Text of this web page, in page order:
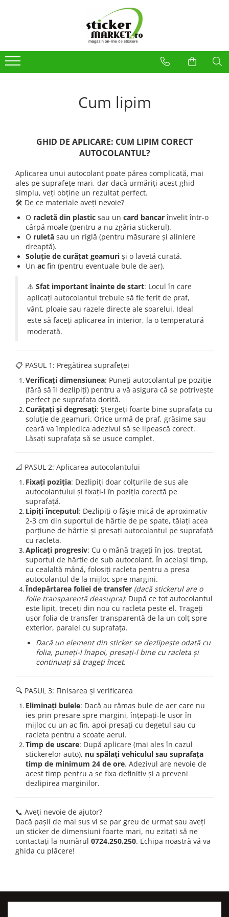
Produse la comandă
Stickere Atentionare
Obligatii generale
Autocolante automate cafea
Stickere automate cafea
Placute PVC
Self Wash
Amenajari vitrine
Sisteme afisaj
Bilingve
Depozite
Residence
Horeca
Statie GPL
Cum lipim
GHID DE APLICARE: CUM LIPIM CORECT
AUTOCOLANTUL?
Aplicarea unui autocolant poate părea complicată, mai
ales pe suprafețe mari, dar dacă urmăriți acest ghid
simplu, veți obține un rezultat perfect.
🛠️ De ce materiale aveți nevoie?
O racletă din plastic sau un card bancarînvelit într-o
cârpă moale (pentru a nu zgâria stickerul).
O ruletă sau un riglă (pentru măsurare și aliniere
dreaptă).
Soluție de curățat geamuri și o lavetă curată.
Un ac fin (pentru eventuale bule de aer).
⚠️ Sfat important înainte de start: Locul în care
aplicați autocolantul trebuie să fie ferit de praf,
vânt, ploaie sau razele directe ale soarelui. Ideal
este să faceți aplicarea în interior, la o temperatură
moderată.
📋 PASUL 1: Pregătirea suprafeței
Verificați dimensiunea: Puneți autocolantul pe poziție
(fără să îl dezlipiți) pentru a vă asigura că se potrivește
perfect pe suprafața dorită.
Curățați și degresați: Ștergeți foarte bine suprafața cu
soluție de geamuri. Orice urmă de praf, grăsime sau
ceară va împiedica adezivul să se lipească corect.
Lăsați suprafața să se usuce complet.
📐 PASUL 2: Aplicarea autocolantului
Fixați poziția: Dezlipiți doar colțurile de sus ale
autocolantului și fixați-l în poziția corectă pe
suprafață.
Lipiți începutul: Dezlipiți o fâșie mică de aproximativ
2-3 cm din suportul de hârtie de pe spate, tăiați acea
porțiune de hârtie și presați autocolantul pe suprafață
cu racleta.
Aplicați progresiv: Cu o mână trageți în jos, treptat,
suportul de hârtie de sub autocolant. În același timp,
cu cealaltă mână, folosiți racleta pentru a presa
autocolantul de la mijloc spre margini.
Îndepărtarea foliei de transfer (dacă stickerul are o
folie transparentă deasupra): După ce tot autocolantul
este lipit, treceți din nou cu racleta peste el. Trageți
ușor folia de transfer transparentă de la un colț spre
exterior, paralel cu suprafața.
Dacă un element din sticker se dezlipește odată cu
folia, puneți-l înapoi, presați-l bine cu racleta și
continuați să trageți încet.
🔍 PASUL 3: Finisarea și verificarea
Eliminați bulele: Dacă au rămas bule de aer care nu
ies prin presare spre margini, înțepați-le ușor în
mijloc cu un ac fin, apoi presați cu degetul sau cu
racleta pentru a scoate aerul.
Timp de uscare: După aplicare (mai ales în cazul
stickerelor auto), nu spălați vehiculul sau suprafața
timp de minimum 24 de ore. Adezivul are nevoie de
acest timp pentru a se fixa definitiv și a preveni
dezlipirea marginilor.
📞 Aveți nevoie de ajutor?
Dacă pașii de mai sus vi se par greu de urmat sau aveți
un sticker de dimensiuni foarte mari, nu ezitați să ne
contactați la numărul 0724.250.250. Echipa noastră vă va
ghida cu plăcere!